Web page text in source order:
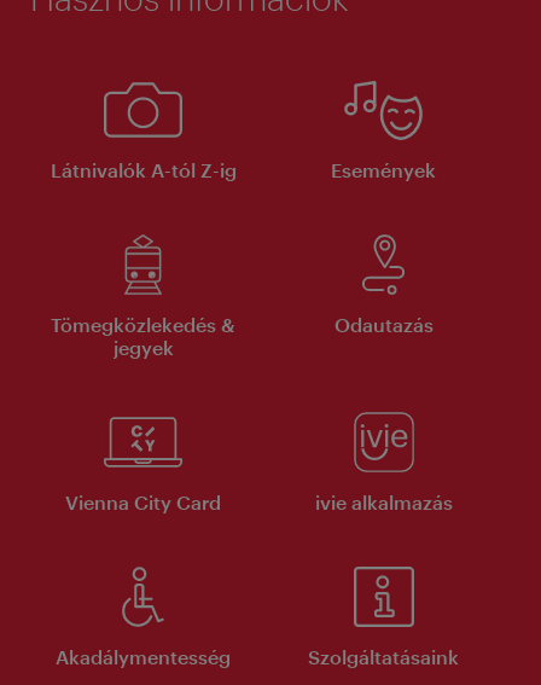
Látnivalók A-tól Z-ig Események
Tömegközlekedés &
jegyek
Odautazás
Vienna City Card ivie alkalmazás
Akadálymentesség Szolgáltatásaink